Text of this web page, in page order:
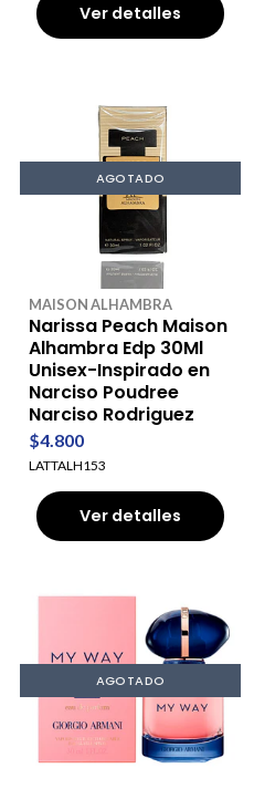
Ver detalles
AGOTADO
MAISON ALHAMBRA
Narissa Peach Maison
Alhambra Edp 30Ml
Unisex-Inspirado en
Narciso Poudree
Narciso Rodriguez
$4.800
LATTALH153
Ver detalles
AGOTADO